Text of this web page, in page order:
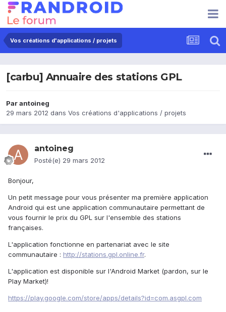
Vos créations d'applications / projets
[carbu] Annuaire des stations GPL
Parantoineg
29 mars 2012 dans Vos créations d'applications / projets
antoineg
Posté(e) 29 mars 2012
Bonjour,
Un petit message pour vous présenter ma première application
Android qui est une application communautaire permettant de
vous fournir le prix du GPL sur l'ensemble des stations
françaises.
L'application fonctionne en partenariat avec le site
communautaire : http://stations.gpl.online.fr.
L'application est disponible sur l'Android Market (pardon, sur le
Play Market)!
https://play.google.com/store/apps/details?id=com.asgpl.com